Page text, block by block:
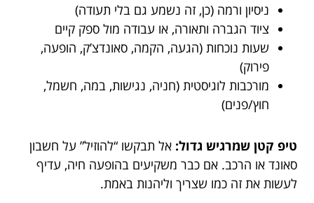
ניסיון ורמה (כן, זה נשמע גם בלי תעודה)
ציוד הגברה ותאורה, או עבודה מול ספק קיים
שעות נוכחות (הגעה, הקמה, סאונדצ’ק, הופעה,
פירוק)
מורכבות לוגיסטית (חניה, נגישות, במה, חשמל,
חוץ/פנים)
טיפ קטן שמרגיש גדול: אל תבקשו “להוזיל” על חשבון
סאונד או הרכב. אם כבר משקיעים בהופעה חיה, עדיף
לעשות את זה כמו שצריך וליהנות באמת.